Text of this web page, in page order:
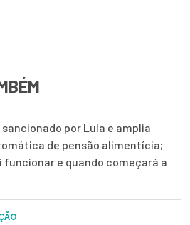
sancionado por Lula e amplia
de pensão alimentícia;
funcionar e quando começará a